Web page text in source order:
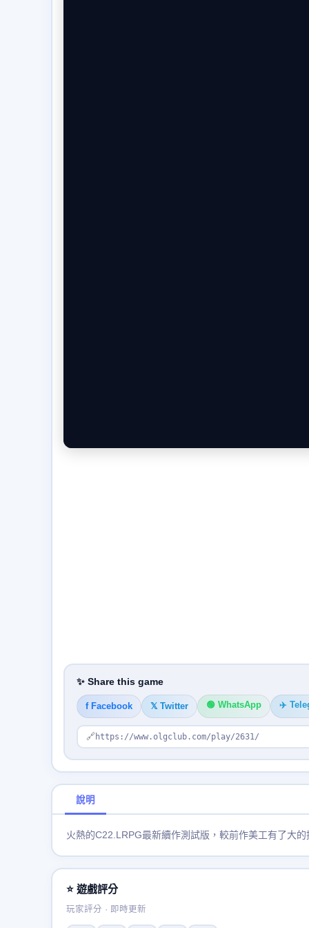
✨ Share this game
f Facebook 𝕏 Twitter 🟢 WhatsApp ✈️
🔗 https://www.olgclub.com/play/2631/
說明
火熱的C22.LRPG最新續作測試版，較前作美工有了大
⭐ 遊戲評分
玩家評分 · 即時更新